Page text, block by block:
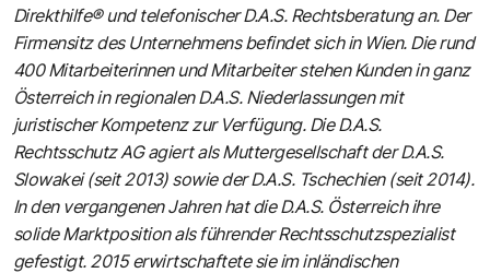
Direkthilfe® und telefonischer D.A.S. Rechtsberatung an. Der
Firmensitz des Unternehmens befindet sich in Wien. Die rund
400 Mitarbeiterinnen und Mitarbeiter stehen Kunden in ganz
Österreich in regionalen D.A.S. Niederlassungen mit
juristischer Kompetenz zur Verfügung. Die D.A.S.
Rechtsschutz AG agiert als Muttergesellschaft der D.A.S.
Slowakei (seit 2013) sowie der D.A.S. Tschechien (seit 2014).
In den vergangenen Jahren hat die D.A.S. Österreich ihre
solide Marktposition als führender Rechtsschutzspezialist
gefestigt. 2015 erwirtschaftete sie im inländischen